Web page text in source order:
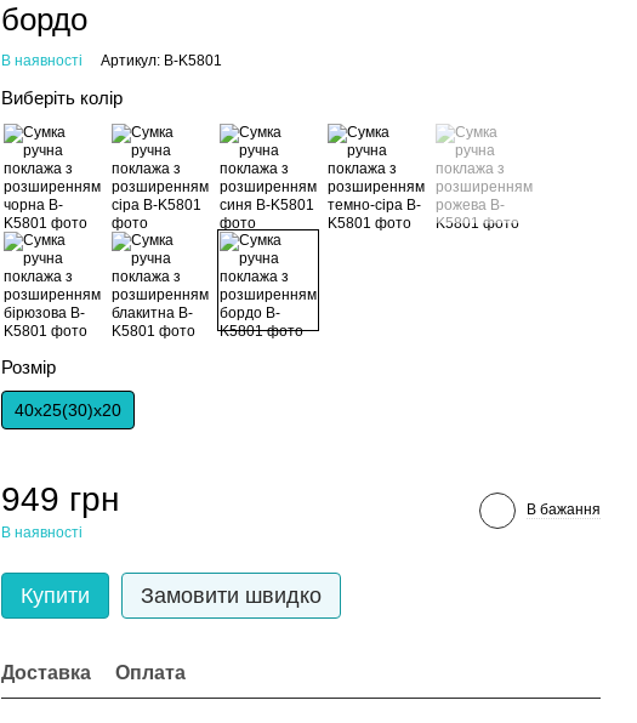
бордо
В наявності Артикул: B-K5801
Виберіть колір
Розмір
40х25(30)х20
949 грн
В наявності
В бажання
Купити Замовити швидко
Доставка Оплата